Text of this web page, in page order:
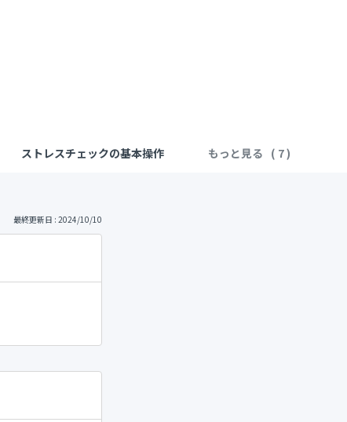
ストレスチェックの基本操作 もっと見る
最終更新日 : 2024/10/10